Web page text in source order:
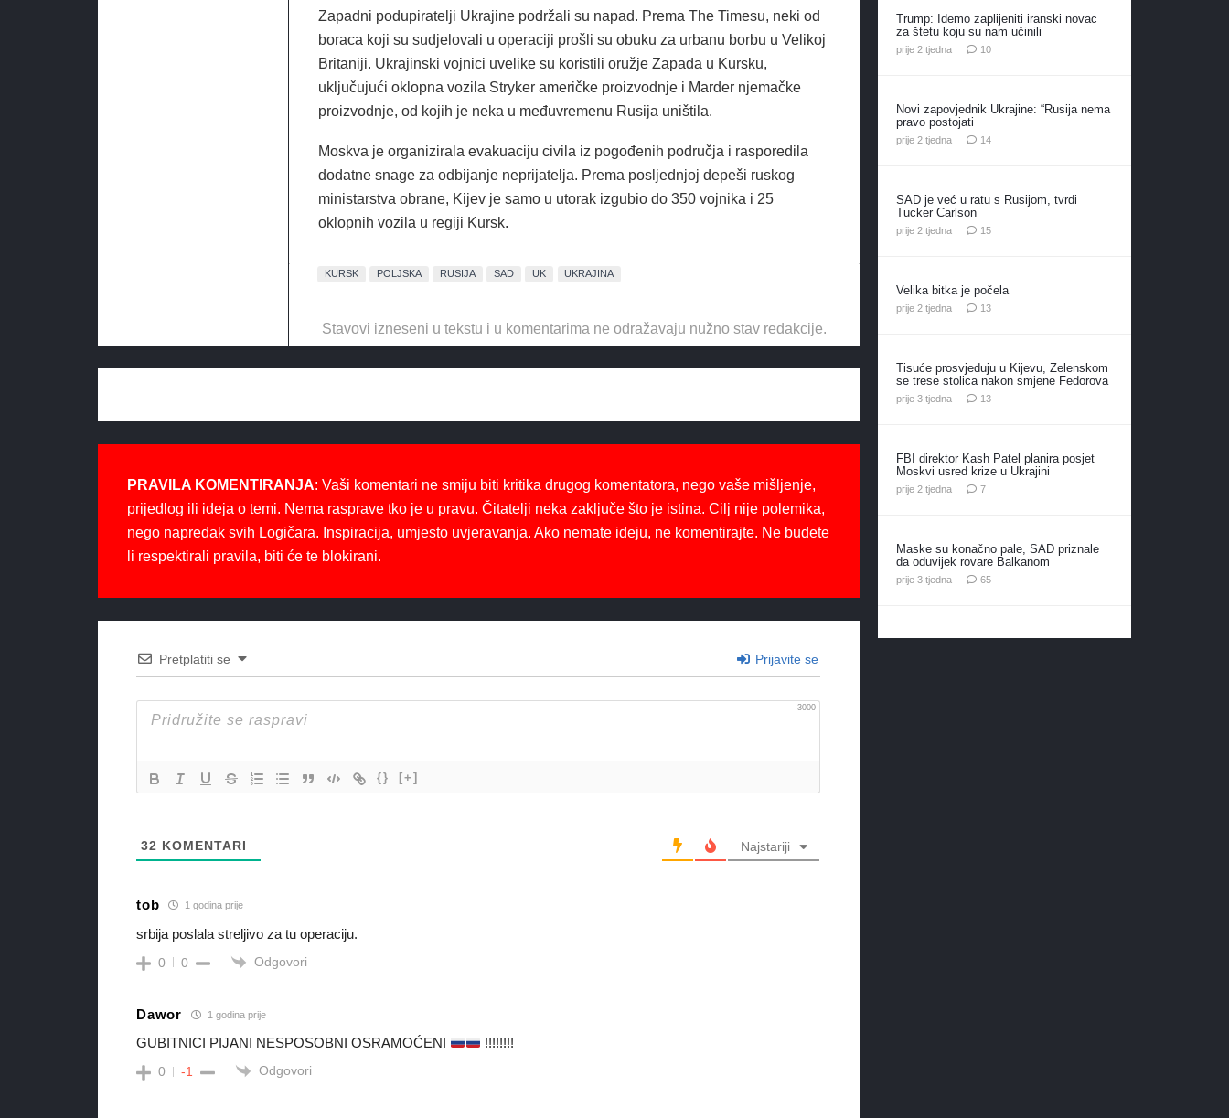
Zapadni podupiratelji Ukrajine podržali su napad. Prema The Timesu, neki od
boraca koji su sudjelovali u operaciji prošli su obuku za urbanu borbu u Velikoj
Britaniji. Ukrajinski vojnici uvelike su koristili oružje Zapada u Kursku,
uključujući oklopna vozila Stryker američke proizvodnje i Marder njemačke
proizvodnje, od kojih je neka u međuvremenu Rusija uništila.
Moskva je organizirala evakuaciju civila iz pogođenih područja i rasporedila
dodatne snage za odbijanje neprijatelja. Prema posljednjoj depeši ruskog
ministarstva obrane, Kijev je samo u utorak izgubio do 350 vojnika i 25
oklopnih vozila u regiji Kursk.
KURSK POLJSKA RUSIJA SAD UK UKRAJINA
Stavovi izneseni u tekstu i u komentarima ne odražavaju nužno stav redakcije.
PRAVILA KOMENTIRANJA: Vaši komentari ne smiju biti kritika drugog komentatora, nego vaše mišljenje,
prijedlog ili ideja o temi. Nema rasprave tko je u pravu. Čitatelji neka zaključe što je istina. Cilj nije polemika,
nego napredak svih Logičara. Inspiracija, umjesto uvjeravanja. Ako nemate ideju, ne komentirajte. Ne budete
li respektirali pravila, biti će te blokirani.
Pretplatiti se Prijavite se
3000
{} [+]
32 KOMENTARI Najstariji
tob 1 godina prije
srbija poslala streljivo za tu operaciju.
0 0 Odgovori
Dawor 1 godina prije
GUBITNICI PIJANI NESPOSOBNI OSRAMOĆENI !!!!!!!!
0 -1 Odgovori
Trump: Idemo zaplijeniti iranski novac
za štetu koju su nam učinili
prije 2 tjedna 10komentara
Novi zapovjednik Ukrajine: “Rusija nema
pravo postojati
prije 2 tjedna 14komentara
SAD je već u ratu s Rusijom, tvrdi
Tucker Carlson
prije 2 tjedna 15komentara
Velika bitka je počela
prije 2 tjedna 13komentara
Tisuće prosvjeduju u Kijevu, Zelenskom
se trese stolica nakon smjene Fedorova
prije 3 tjedna 13komentara
FBI direktor Kash Patel planira posjet
Moskvi usred krize u Ukrajini
prije 2 tjedna 7komentara
Maske su konačno pale, SAD priznale
da oduvijek rovare Balkanom
prije 3 tjedna 65komentara